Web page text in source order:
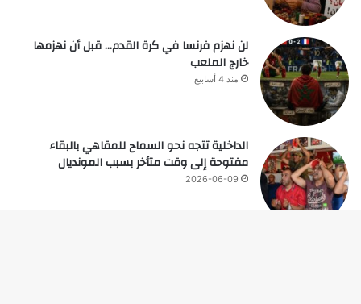
لن نهزم فرنسا في كرة القدم… قبل أن نهزمها
خارج الملعب
منذ 4 أسابيع
الداخلية تتجه نحو السماح للمقاهي بالبقاء
مفتوحة إلى وقت متأخر بسبب المونديال
2026-06-09